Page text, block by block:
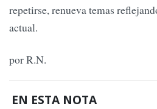
repetirse, renueva temas
actual.
por R.N.
EN ESTA NOTA